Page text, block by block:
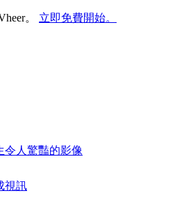
。 立即免費開始。
令人驚豔的影像
視訊